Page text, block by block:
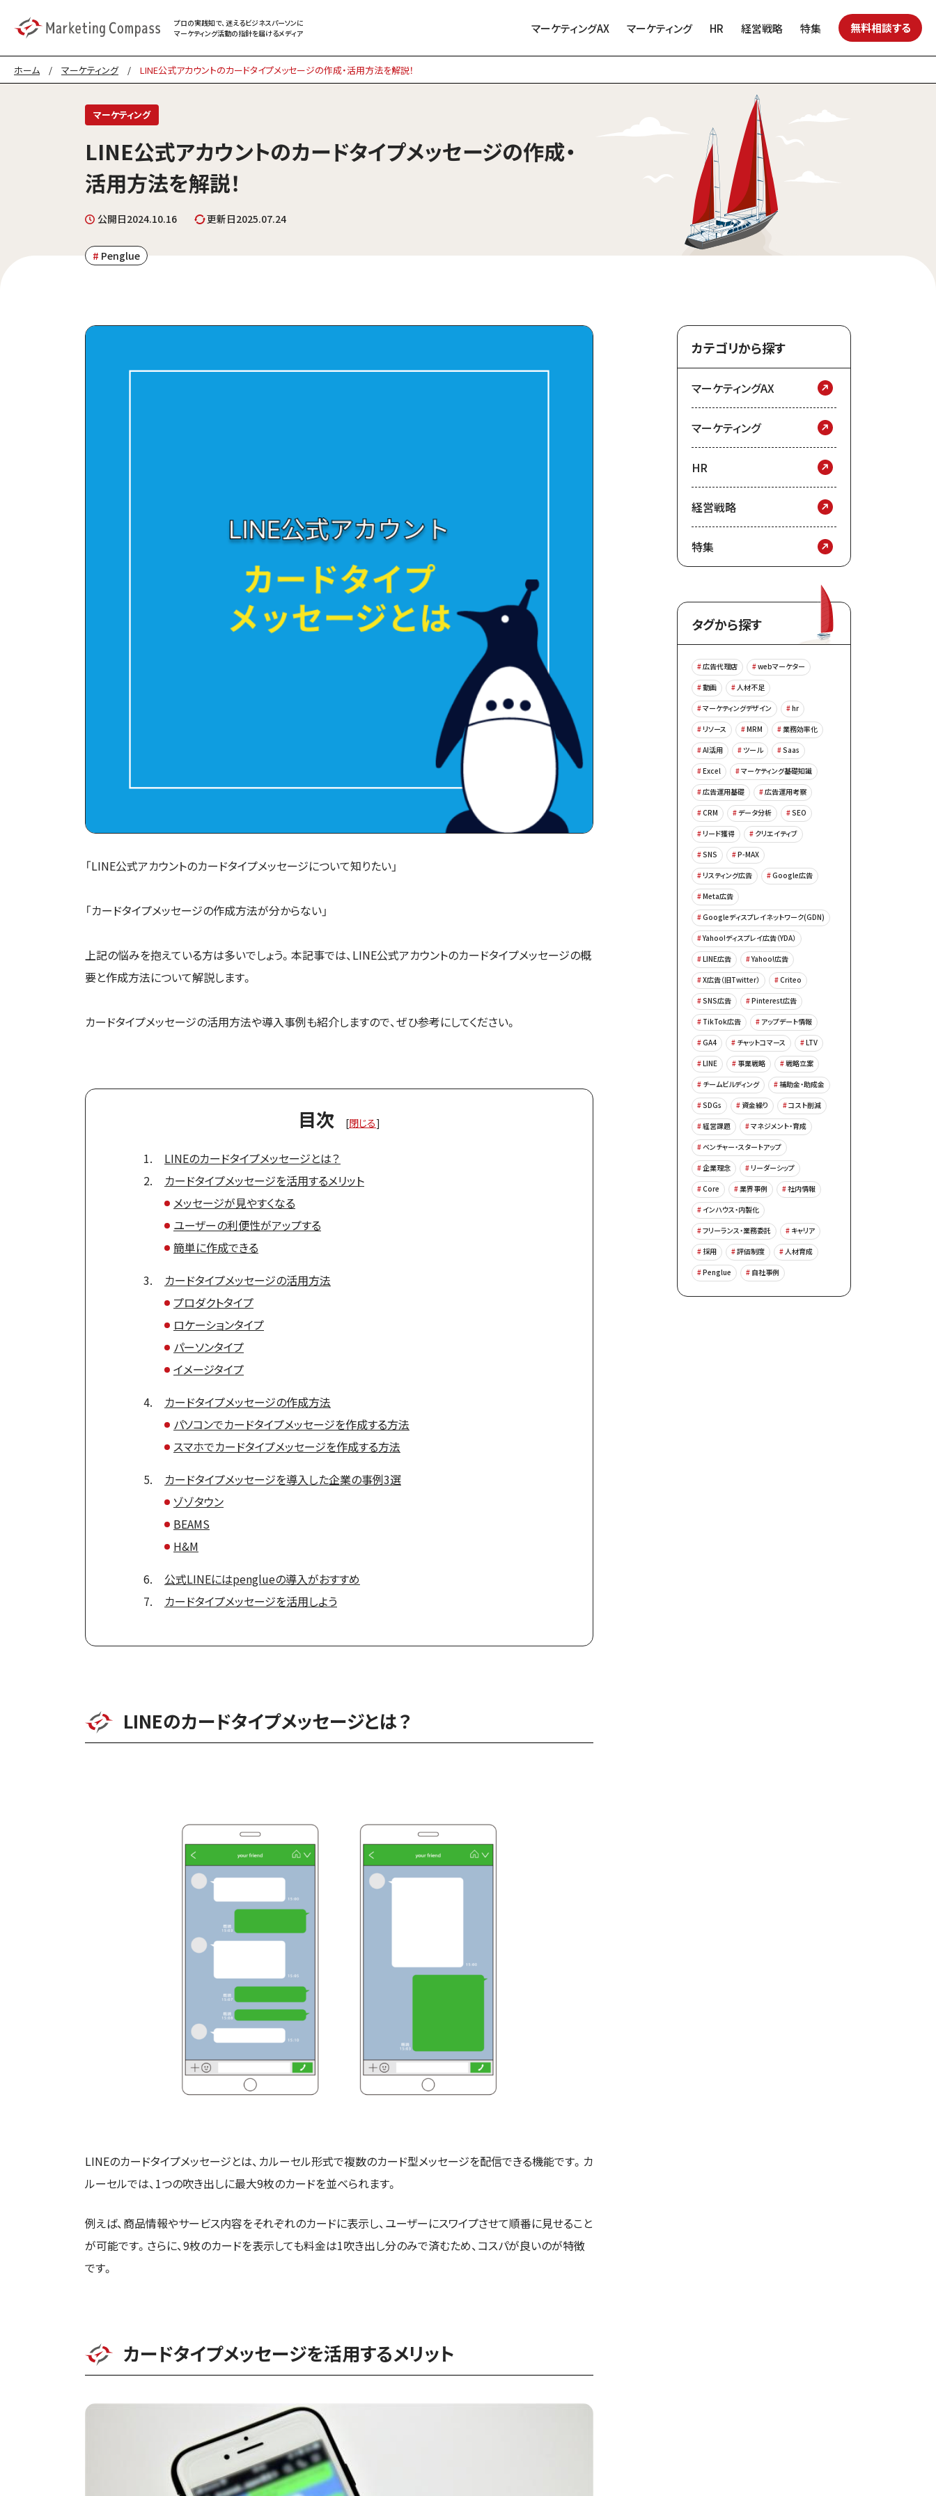
プロの実践知で、迷えるビジネスパーソンに
マーケティング活動の指針を届けるメディア マーケティングAX マーケティング HR 経営戦略 特集 無料相談する
ホーム / マーケティング/ LINE公式アカウントのカードタイプメッセージの作成・活用方法を解説！
マーケティング
LINE公式アカウントのカードタイプメッセージの作成・
活用方法を解説！
公開日2024.10.16 更新日2025.07.24
Penglue
「LINE公式アカウントのカードタイプメッセージについて知りたい」
「カードタイプメッセージの作成方法が分からない」
上記の悩みを抱えている方は多いでしょう。本記事では、LINE公式アカウントのカードタイプメッセージの概
要と作成方法について解説します。
カードタイプメッセージの活用方法や導入事例も紹介しますので、ぜひ参考にしてください。
目次 [閉じる]
LINEのカードタイプメッセージとは？
カードタイプメッセージを活用するメリット
メッセージが見やすくなる
ユーザーの利便性がアップする
簡単に作成できる
カードタイプメッセージの活用方法
プロダクトタイプ
ロケーションタイプ
パーソンタイプ
イメージタイプ
カードタイプメッセージの作成方法
パソコンでカードタイプメッセージを作成する方法
スマホでカードタイプメッセージを作成する方法
カードタイプメッセージを導入した企業の事例3選
ゾゾタウン
BEAMS
H&M
公式LINEにはpenglueの導入がおすすめ
カードタイプメッセージを活用しよう
LINEのカードタイプメッセージとは？
LINEのカードタイプメッセージとは、カルーセル形式で複数のカード型メッセージを配信できる機能です。カ
ルーセルでは、1つの吹き出しに最大9枚のカードを並べられます。
例えば、商品情報やサービス内容をそれぞれのカードに表示し、ユーザーにスワイプさせて順番に見せること
が可能です。さらに、9枚のカードを表示しても料金は1吹き出し分のみで済むため、コスパが良いのが特徴
です。
カードタイプメッセージを活用するメリット
カテゴリから探す
マーケティングAX
マーケティング
HR
経営戦略
特集
タグから探す
広告代理店
webマーケター
動画
人材不足
マーケティングデザイン
hr
リソース
MRM
業務効率化
AI活用
ツール
Saas
Excel
マーケティング基礎知識
広告運用基礎
広告運用考察
CRM
データ分析
SEO
リード獲得
クリエイティブ
SNS
P-MAX
リスティング広告
Google広告
Meta広告
Googleディスプレイネットワーク(GDN)
Yahoo!ディスプレイ広告（YDA）
LINE広告
Yahoo!広告
X広告（旧Twitter）
Criteo
SNS広告
Pinterest広告
TikTok広告
アップデート情報
GA4
チャットコマース
LTV
LINE
事業戦略
戦略立案
チームビルディング
補助金・助成金
SDGs
資金繰り
コスト削減
経営課題
マネジメント・育成
ベンチャー・スタートアップ
企業理念
リーダーシップ
Core
業界事例
社内情報
インハウス・内製化
フリーランス・業務委託
キャリア
採用
評価制度
人材育成
Penglue
自社事例